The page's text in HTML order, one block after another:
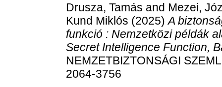
Drusza, Tamás and Mezei,
Kund Miklós (2025)A
funkció : Nemzetközi példák
Secret Intelligence Function,
NEMZETBIZTONSÁGI
2064-3756